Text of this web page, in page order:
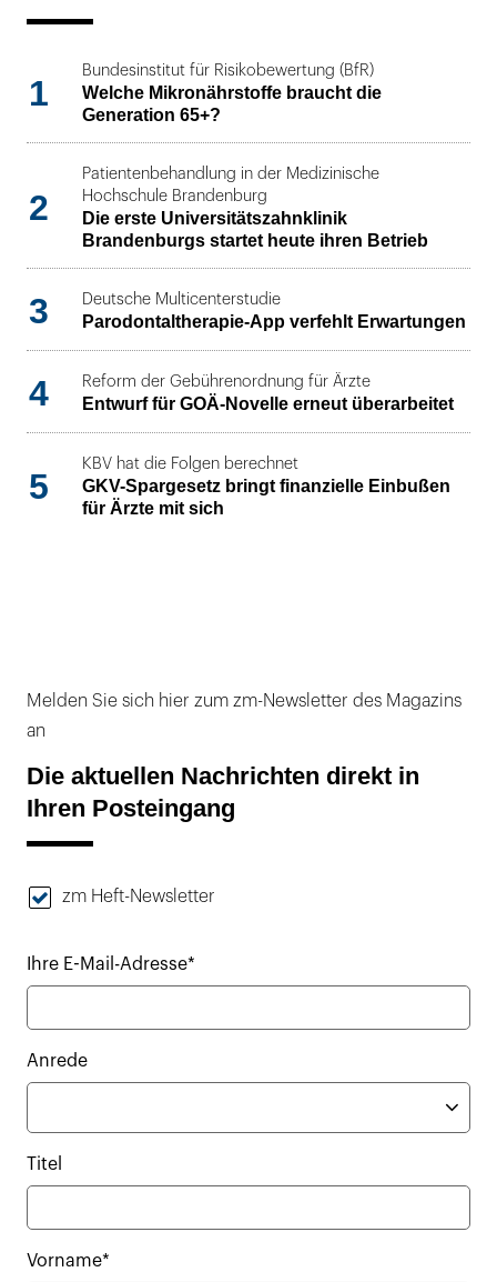
1
Bundesinstitut für Risikobewertung (BfR)
Welche Mikronährstoffe braucht die
Generation 65+?
2
Patientenbehandlung in der Medizinische
Hochschule Brandenburg
Die erste Universitätszahnklinik
Brandenburgs startet heute ihren Betrieb
3 Deutsche Multicenterstudie
Parodontaltherapie-App verfehlt Erwartungen
4 Reform der Gebührenordnung für Ärzte
Entwurf für GOÄ-Novelle erneut überarbeitet
5
KBV hat die Folgen berechnet
GKV-Spargesetz bringt finanzielle Einbußen
für Ärzte mit sich
Melden Sie sich hier zum zm-Newsletter des Magazins
an
Die aktuellen Nachrichten direkt in
Ihren Posteingang
zm Heft-Newsletter
Ihre E-Mail-Adresse*
Anrede
Titel
Vorname*